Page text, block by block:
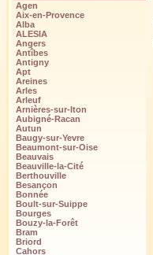
Agen
Aix-en-Provence
Alba
ALESIA
Angers
Antîbes
Antigny
Apt
Areines
Arles
Arleuf
Arnières-sur-Iton
Aubigné-Racan
Autun
Baugy-sur-Yevre
Beaumont-sur-Oise
Beauvais
Beauville-la-Cité
Berthouville
Besançon
Bonnée
Boult-sur-Suippe
Bourges
Bouzy-la-Forêt
Bram
Briord
Cahors